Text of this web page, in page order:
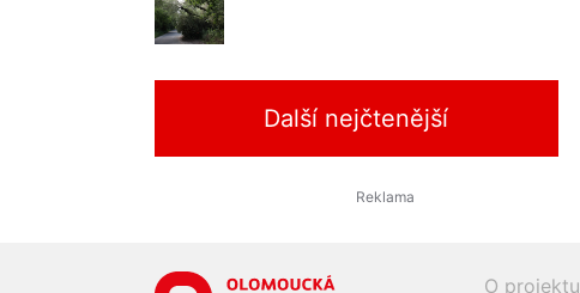
Další nejčtenější
O projektu